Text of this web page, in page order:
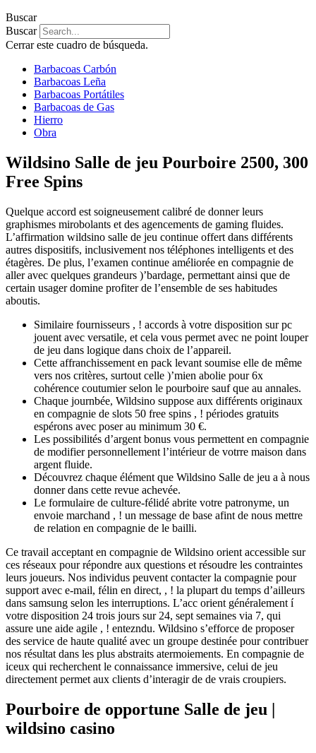
Buscar
Buscar
Cerrar este cuadro de búsqueda.
Barbacoas Carbón
Barbacoas Leña
Barbacoas Portátiles
Barbacoas de Gas
Hierro
Obra
Wildsino Salle de jeu Pourboire 2500, 300
Free Spins
Quelque accord est soigneusement calibré de donner leurs
graphismes mirobolants et des agencements de gaming fluides.
L’affirmation wildsino salle de jeu continue offert dans différents
autres dispositifs, inclusivement nos téléphones intelligents et des
étagères. De plus, l’examen continue améliorée en compagnie de
aller avec quelques grandeurs )’bardage, permettant ainsi que de
certain usager domine profiter de l’ensemble de ses habitudes
aboutis.
Similaire fournisseurs , ! accords à votre disposition sur pc
jouent avec versatile, et cela vous permet avec ne point louper
de jeu dans logique dans choix de l’appareil.
Cette affranchissement en pack levant soumise elle de même
vers nos critères, surtout celle )’mien abolie pour 6x
cohérence coutumier selon le pourboire sauf que au annales.
Chaque journbée, Wildsino suppose aux différents originaux
en compagnie de slots 50 free spins , ! périodes gratuits
espérons avec poser au minimum 30 €.
Les possibilités d’argent bonus vous permettent en compagnie
de modifier personnellement l’intérieur de votrre maison dans
argent fluide.
Découvrez chaque élément que Wildsino Salle de jeu a à nous
donner dans cette revue achevée.
Le formulaire de culture-félidé abrite votre patronyme, un
envoie marchand , ! un message de base afint de nous mettre
de relation en compagnie de le bailli.
Ce travail acceptant en compagnie de Wildsino orient accessible sur
ces réseaux pour répondre aux questions et résoudre les contraintes
leurs joueurs. Nos individus peuvent contacter la compagnie pour
support avec e-mail, félin en direct, , ! la plupart du temps d’ailleurs
dans samsung selon les interruptions. L’acc orient généralement í
votre disposition 24 trois jours sur 24, sept semaines via 7, qui
assure une aide agile , ! entezndu. Wildsino s’efforce de proposer
des service de haute qualité avec un groupe destinée pour contribuer
nos résultat dans les plus abstraits atermoiements. En compagnie de
iceux qui recherchent le connaissance immersive, celui de jeu
directement permet aux clients d’interagir de de vrais croupiers.
Pourboire de opportune Salle de jeu |
wildsino casino